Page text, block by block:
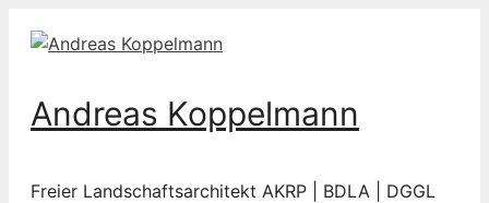
Inhalt
Andreas Koppelmann
Freier Landschaftsarchitekt AKRP | BDLA | DGGL